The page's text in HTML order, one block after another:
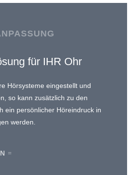
für IHR Ohr
Hörsysteme eingestellt und
so kann zusätzlich zu den
ein persönlicher Höreindruck in
werden.